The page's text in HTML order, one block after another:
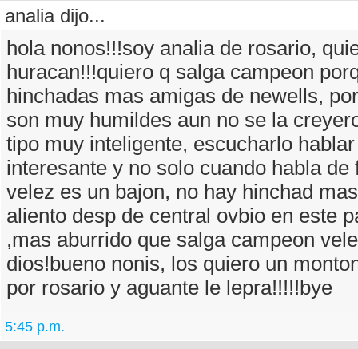
analia dijo...
hola nonos!!!soy analia de rosario,
huracan!!!quiero q salga campeon
hinchadas mas amigas de newells,
son muy humildes aun no se la
tipo muy inteligente, escucharlo
interesante y no solo cuando habla de
velez es un bajon, no hay hinchad
aliento desp de central ovbio en este
,mas aburrido que salga campeon
dios!bueno nonis, los quiero un
por rosario y aguante le lepra!!!!!bye
5:45 p.m.